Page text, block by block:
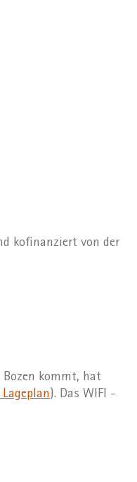
kofinanziert von der
kommt, hat
). Das WIFI -